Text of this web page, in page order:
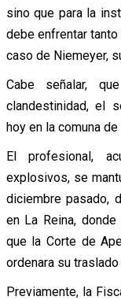
sino que para la
debe enfrentar
caso de Niemeyer,
Cabe señalar,
clandestinidad, el
hoy en la comuna
El profesional,
explosivos, se
diciembre pasado,
en La Reina,
que la Corte de
ordenara su
Previamente, la